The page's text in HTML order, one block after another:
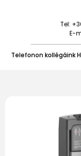
Tel:
E-
Telefonon kollégáink